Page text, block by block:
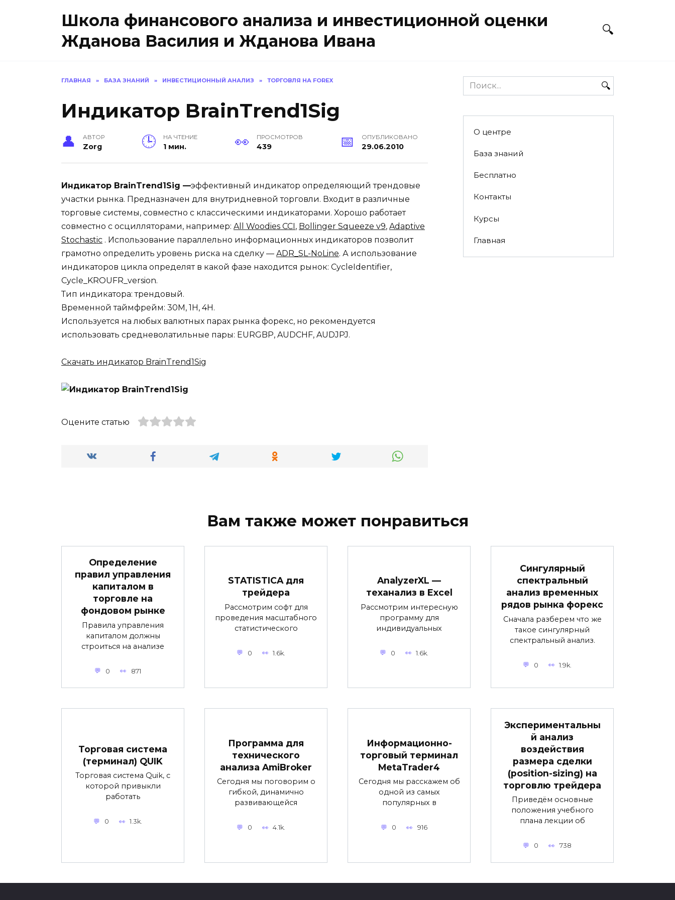
Школа финансового анализа и инвестиционной оценки
Жданова Василия и Жданова Ивана
ГЛАВНАЯ » БАЗА ЗНАНИЙ » ИНВЕСТИЦИОННЫЙ АНАЛИЗ » ТОРГОВЛЯ НА FOREX
Индикатор BrainTrend1Sig
АВТОР
Zorg
НА ЧТЕНИЕ
1 мин.
ПРОСМОТРОВ
439
ОПУБЛИКОВАНО
29.06.2010
Индикатор BrainTrend1Sig —эффективный индикатор определяющий трендовые
участки рынка. Предназначен для внутридневной торговли. Входит в различные
торговые системы, совместно с классическими индикаторами. Хорошо работает
совместно с осцилляторами, например: All Woodies CCI , Bollinger Squeeze v9, Adaptive
Stochastic . Использование параллельно информационных индикаторов позволит
грамотно определить уровень риска на сделку — ADR_SL-NoLine. А использование
индикаторов цикла определят в какой фазе находится рынок: CycleIdentifier,
Cycle_KROUFR_version.
Тип индикатора: трендовый.
Временной таймфрейм: 30М, 1Н, 4Н.
Используется на любых валютных парах рынка форекс, но рекомендуется
использовать средневолатильные пары: EURGBP, AUDCHF, AUDJPJ.
Скачать индикатор BrainTrend1Sig
Оцените статью
Search
for:
О центре
База знаний
Бесплатно
Контакты
Курсы
Главная
Вам также может понравиться
Определение
правил управления
капиталом в
торговле на
фондовом рынке
Правила управления
капиталом должны
строиться на анализе
0 871
STATISTICA для
трейдера
Рассмотрим софт для
проведения масштабного
статистического
0 1.6k.
AnalyzerXL —
теханализ в Excel
Рассмотрим интересную
программу для
индивидуальных
0 1.6k.
Сингулярный
спектральный
анализ временных
рядов рынка форекс
Сначала разберем что же
такое сингулярный
спектральный анализ.
0 1.9k.
Торговая система
(терминал) QUIK
Торговая система Quik, с
которой привыкли
работать
0 1.3k.
Программа для
технического
анализа AmiBroker
Сегодня мы поговорим о
гибкой, динамично
развивающейся
0 4.1k.
Информационно-
торговый терминал
MetaTrader4
Сегодня мы расскажем об
одной из самых
популярных в
0 916
Экспериментальны
й анализ
воздействия
размера сделки
(position-sizing) на
торговлю трейдера
Приведём основные
положения учебного
плана лекции об
0 738